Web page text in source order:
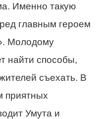
Именно такую
главным героем
Молодому
найти способы,
съехать. В
приятных
Умута и